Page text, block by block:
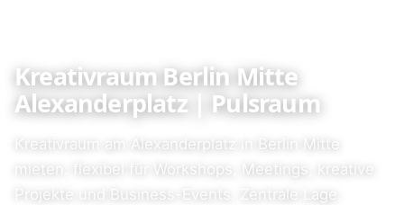
Kreativraum Berlin Mitte
Alexanderplatz | Pulsraum
Kreativraum am Alexanderplatz in Berlin Mitte
mieten: flexibel für Workshops, Meetings, kreative
Projekte und Business-Events. Zentrale Lage.